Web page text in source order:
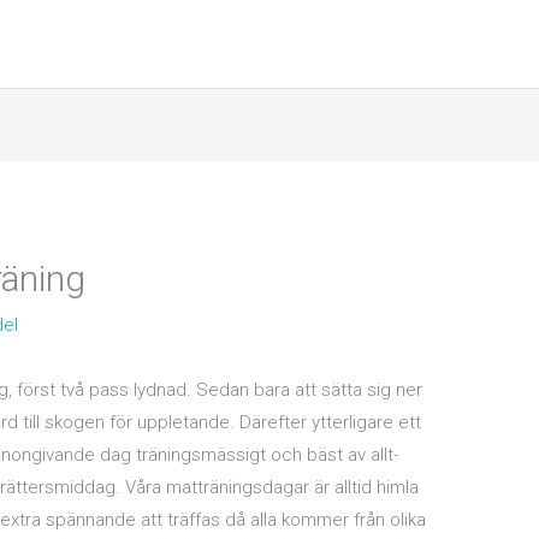
först två pass lydnad. Sedan bara att sätta sig ner
till skogen för uppletande. Därefter ytterligare ett
dag träningsmässigt och bäst av allt-
Våra matträningsdagar är alltid himla
spännande att träffas då alla kommer från olika